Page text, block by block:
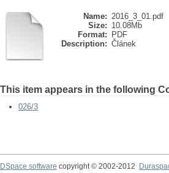
Name: 2016_3_01.pdf
Size: 10.08Mb
Format:
PDF
Description: Článek
This item appears in the following
026/3
DSpace software copyright © 2002-2012